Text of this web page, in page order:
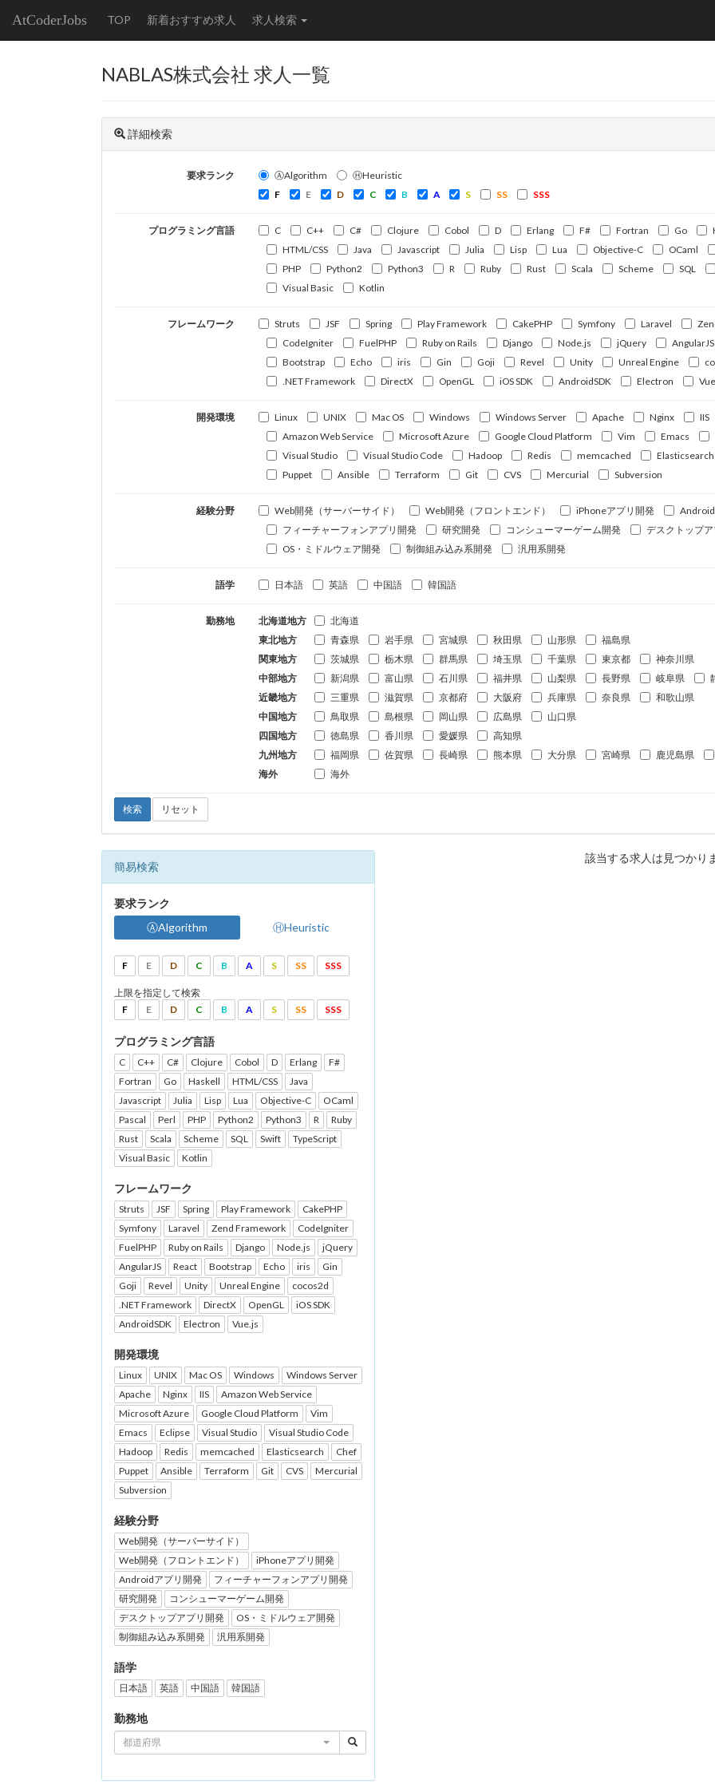
AtCoderJobs TOP 新着おすすめ求人 求人検索
NABLAS株式会社 求人一覧
詳細検索
要求ランク ⒶAlgorithm
ⒽHeuristic
F
E D C B A S SS SSS
プログラミング言語 C C++ C# Clojure Cobol D Erlang F# Fortran Go
HTML/CSS
Java Javascript Julia Lisp Lua Objective-C OCaml
PHP
Python2 Python3 R Ruby Rust Scala Scheme SQL
Visual Basic
Kotlin
フレームワーク Struts JSF Spring Play Framework CakePHP Symfony Laravel
CodeIgniter
FuelPHP Ruby on Rails Django Node.js jQuery AngularJS
Bootstrap
Echo iris Gin Goji Revel Unity Unreal Engine
.NET Framework
DirectX OpenGL iOS SDK AndroidSDK Electron
開発環境 Linux UNIX Mac OS Windows Windows Server Apache Nginx
IIS
Amazon Web Service
Microsoft Azure Google Cloud Platform Vim Emacs
Visual Studio
Visual Studio Code Hadoop Redis memcached Elasticsearch
Puppet
Ansible Terraform Git CVS Mercurial Subversion
経験分野 Web開発（サーバーサイド） Web開発（フロントエンド） iPhoneアプリ開発
フィーチャーフォンアプリ開発
研究開発 コンシューマーゲーム開発
デスクトップ
OS・ミドルウェア開発
制御組み込み系開発 汎用系開発
語学 日本語 英語 中国語 韓国語
勤務地 北海道地方
北海道
東北地方
青森県 岩手県 宮城県 秋田県 山形県
福島県
関東地方
茨城県 栃木県 群馬県 埼玉県 千葉県 東京都
神奈川県
中部地方
新潟県 富山県 石川県 福井県 山梨県 長野県 岐阜県
近畿地方
三重県 滋賀県 京都府 大阪府 兵庫県 奈良県
和歌山県
中国地方
鳥取県 島根県 岡山県 広島県
山口県
四国地方
徳島県 香川県 愛媛県
高知県
九州地方
福岡県 佐賀県 長崎県 熊本県 大分県 宮崎県 鹿児島県
海外
海外
検索 リセット
簡易検索
要求ランク
ⒶAlgorithm
ⒽHeuristic
F E D C B A S SS SSS
上限を指定して検索
F
E D C B A S SS SSS
プログラミング言語
C C++ C# Clojure Cobol D Erlang
F#
Fortran
Go Haskell HTML/CSS
Java
Javascript
Julia Lisp Lua Objective-C
OCaml
Pascal
Perl PHP Python2 Python3 R
Ruby
Rust
Scala Scheme SQL Swift
TypeScript
Visual Basic
Kotlin
フレームワーク
Struts JSF Spring Play Framework
CakePHP
Symfony
Laravel Zend Framework
CodeIgniter
FuelPHP
Ruby on Rails Django Node.js
jQuery
AngularJS
React Bootstrap Echo iris
Gin
Goji
Revel Unity Unreal Engine
cocos2d
.NET Framework
DirectX OpenGL
iOS SDK
AndroidSDK
Electron Vue.js
開発環境
Linux UNIX Mac OS Windows
Windows Server
Apache
Nginx IIS
Amazon Web Service
Microsoft Azure
Google Cloud Platform
Vim
Emacs
Eclipse Visual Studio
Visual Studio Code
Hadoop
Redis memcached Elasticsearch
Chef
Puppet
Ansible Terraform Git CVS
Mercurial
Subversion
経験分野
Web開発（サーバーサイド）
Web開発（フロントエンド）
iPhoneアプリ開発
Androidアプリ開発
フィーチャーフォンアプリ開発
研究開発
コンシューマーゲーム開発
デスクトップアプリ開発
OS・ミドルウェア開発
制御組み込み系開発
汎用系開発
語学
日本語 英語 中国語 韓国語
勤務地
都道府県
該当する求人は見つかり